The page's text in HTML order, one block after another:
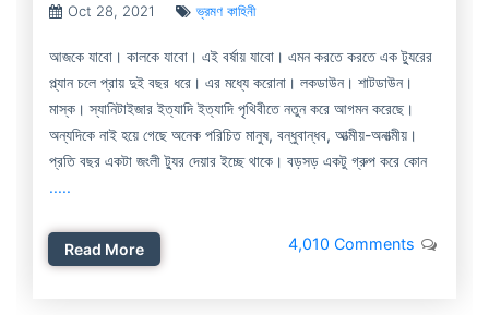
Oct 28, 2021 ভ্রমণ কাহিনী
আজকে যাবো। কালকে যাবো। এই বর্ষায় যাবো। এমন করতে করতে এক ট্যুরের
প্ল্যান চলে প্রায় দুই বছর ধরে। এর মধ্যে করোনা। লকডাউন। শাটডাউন।
মাস্ক। স্যানিটাইজার ইত্যাদি ইত্যাদি পৃথিবীতে নতুন করে আগমন করেছে।
অন্যদিকে নাই হয়ে গেছে অনেক পরিচিত মানুষ, বন্ধুবান্ধব, আত্মীয়-অনাত্মীয়।
প্রতি বছর একটা জংলী ট্যুর দেয়ার ইচ্ছে থাকে। বড়সড় একটু গ্রুপ করে কোন
.....
Read More 4,010 Comments